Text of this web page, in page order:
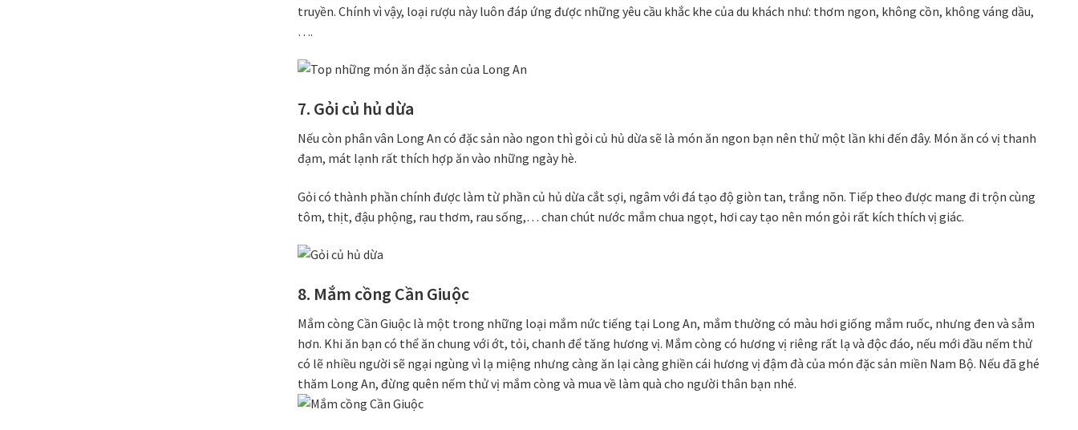
truyền. Chính vì vậy, loại rượu này luôn đáp ứng được những yêu cầu khắc khe của du khách như: thơm ngon, không cồn, không váng dầu,
….
7. Gỏi củ hủ dừa
Nếu còn phân vân Long An có đặc sản nào ngon thì gỏi củ hủ dừa sẽ là món ăn ngon bạn nên thử một lần khi đến đây. Món ăn có vị thanh
đạm, mát lạnh rất thích hợp ăn vào những ngày hè.
Gỏi có thành phần chính được làm từ phần củ hủ dừa cắt sợi, ngâm với đá tạo độ giòn tan, trắng nõn. Tiếp theo được mang đi trộn cùng
tôm, thịt, đậu phộng, rau thơm, rau sống,… chan chút nước mắm chua ngọt, hơi cay tạo nên món gỏi rất kích thích vị giác.
8. Mắm cồng Cần Giuộc
Mắm còng Cần Giuộc là một trong những loại mắm nức tiếng tại Long An, mắm thường có màu hơi giống mắm ruốc, nhưng đen và sẫm
hơn. Khi ăn bạn có thể ăn chung với ớt, tỏi, chanh để tăng hương vị. Mắm còng có hương vị riêng rất lạ và độc đáo, nếu mới đầu nếm thử
có lẽ nhiều người sẽ ngại ngùng vì lạ miệng nhưng càng ăn lại càng ghiền cái hương vị đậm đà của món đặc sản miền Nam Bộ. Nếu đã ghé
thăm Long An, đừng quên nếm thử vị mắm còng và mua về làm quà cho người thân bạn nhé.